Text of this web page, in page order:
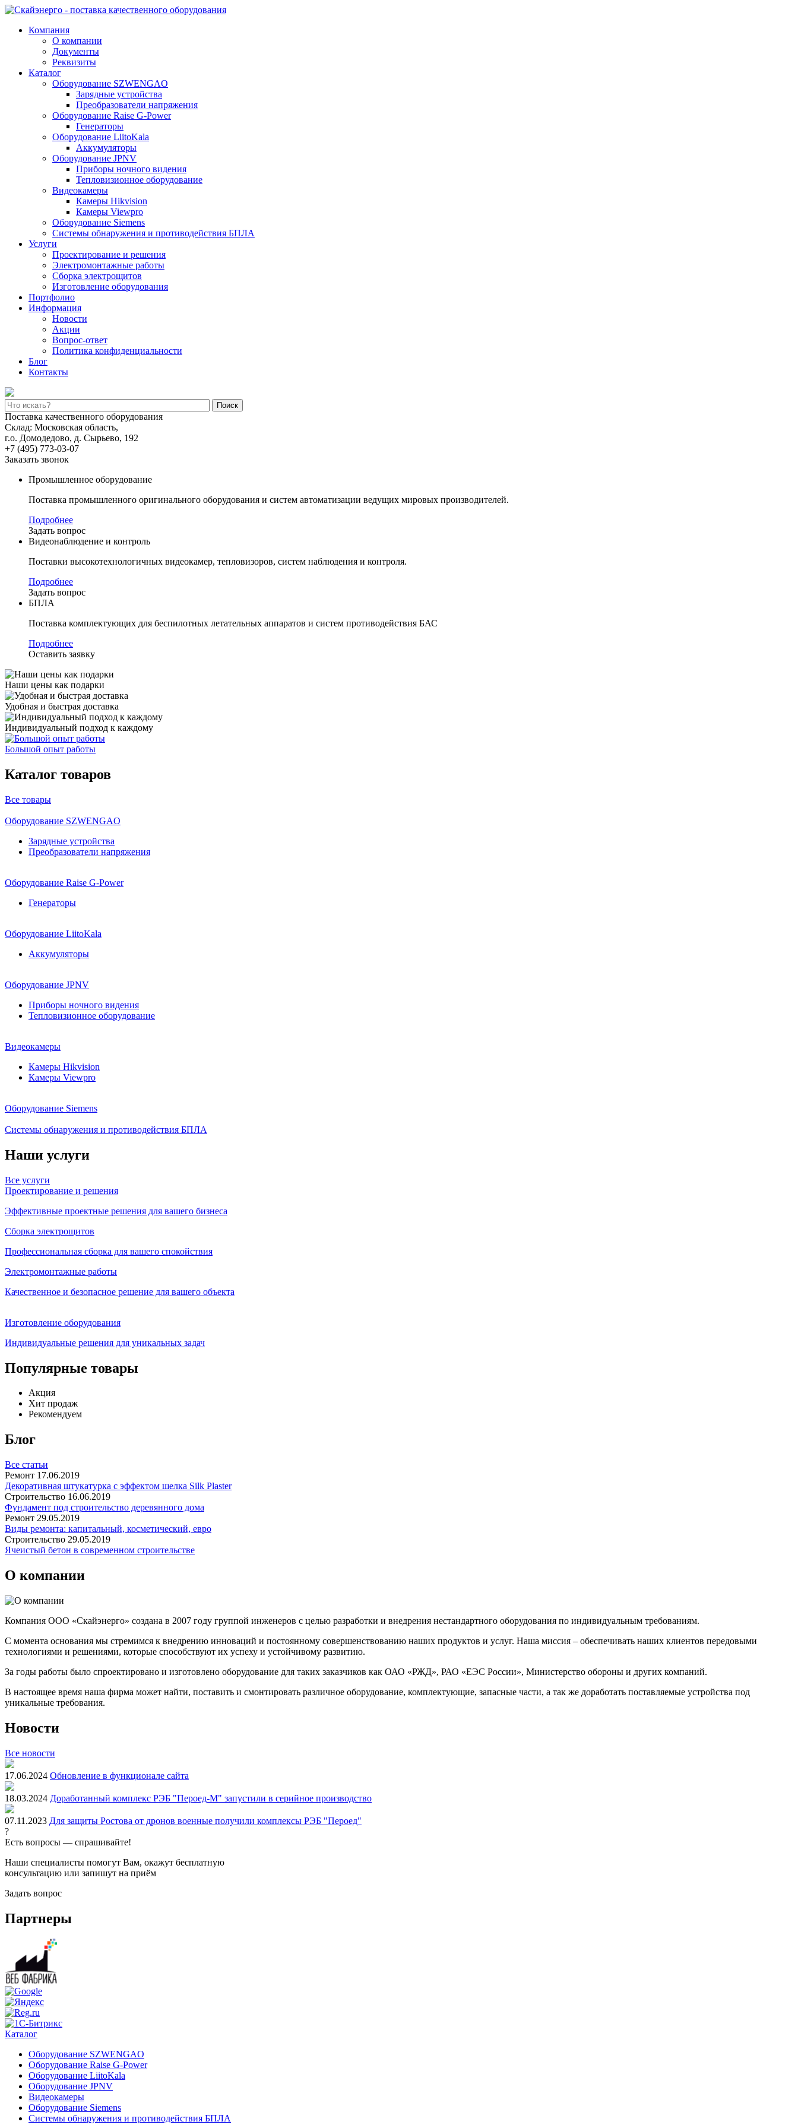
Компания
О компании
Документы
Реквизиты
Каталог
Оборудование SZWENGAO
Зарядные устройства
Преобразователи напряжения
Оборудование Raise G-Power
Генераторы
Оборудование LiitoKala
Аккумуляторы
Оборудование JPNV
Приборы ночного видения
Тепловизионное оборудование
Видеокамеры
Камеры Hikvision
Камеры Viewpro
Оборудование Siemens
Системы обнаружения и противодействия БПЛА
Услуги
Проектирование и решения
Электромонтажные работы
Сборка электрощитов
Изготовление оборудования
Портфолио
Информация
Новости
Акции
Вопрос-ответ
Политика конфиденциальности
Блог
Контакты
Поиск
Поставка качественного оборудования
Склад: Московская область,
г.о. Домодедово, д. Сырьево, 192
+7 (495) 773-03-07
Заказать звонок
Промышленное оборудование
Поставка промышленного оригинального оборудования и систем автоматизации ведущих мировых производителей.
Подробнее
Задать вопрос
Видеонаблюдение и контроль
Поставки высокотехнологичных видеокамер, тепловизоров, систем наблюдения и контроля.
Подробнее
Задать вопрос
БПЛА
Поставка комплектующих для беспилотных летательных аппаратов и систем противодействия БАС
Подробнее
Оставить заявку
Наши цены как подарки
Удобная и быстрая доставка
Индивидуальный подход к каждому
Большой опыт работы
Каталог товаров
Все товары
Оборудование SZWENGAO
Зарядные устройства
Преобразователи напряжения
Оборудование Raise G-Power
Генераторы
Оборудование LiitoKala
Аккумуляторы
Оборудование JPNV
Приборы ночного видения
Тепловизионное оборудование
Видеокамеры
Камеры Hikvision
Камеры Viewpro
Оборудование Siemens
Системы обнаружения и противодействия БПЛА
Наши услуги
Все услуги
Проектирование и решения
Эффективные проектные решения для вашего бизнеса
Сборка электрощитов
Профессиональная сборка для вашего спокойствия
Электромонтажные работы
Качественное и безопасное решение для вашего объекта
Изготовление оборудования
Индивидуальные решения для уникальных задач
Популярные товары
Акция
Хит продаж
Рекомендуем
Блог
Все статьи
Ремонт 17.06.2019
Декоративная штукатурка с эффектом шелка Silk Plaster
Строительство 16.06.2019
Фундамент под строительство деревянного дома
Ремонт 29.05.2019
Виды ремонта: капитальный, косметический, евро
Строительство 29.05.2019
Ячеистый бетон в современном строительстве
О компании
Компания ООО «Скайэнерго» создана в 2007 году группой инженеров с целью разработки и внедрения нестандартного оборудования по индивидуальным требованиям.
С момента основания мы стремимся к внедрению инноваций и постоянному совершенствованию наших продуктов и услуг. Наша миссия – обеспечивать наших клиентов передовыми
технологиями и решениями, которые способствуют их успеху и устойчивому развитию.
За годы работы было спроектировано и изготовлено оборудование для таких заказчиков как ОАО «РЖД», РАО «ЕЭС России», Министерство обороны и других компаний.
В настоящее время наша фирма может найти, поставить и смонтировать различное оборудование, комплектующие, запасные части, а так же доработать поставляемые устройства под
уникальные требования.
Новости
Все новости
17.06.2024 Обновление в функционале сайта
18.03.2024 Доработанный комплекс РЭБ "Пероед-М" запустили в серийное производство
07.11.2023 Для защиты Ростова от дронов военные получили комплексы РЭБ "Пероед"
?
Есть вопросы — спрашивайте!
Наши специалисты помогут Вам, окажут бесплатную
консультацию или запишут на приём
Задать вопрос
Партнеры
Каталог
Оборудование SZWENGAO
Оборудование Raise G-Power
Оборудование LiitoKala
Оборудование JPNV
Видеокамеры
Оборудование Siemens
Системы обнаружения и противодействия БПЛА